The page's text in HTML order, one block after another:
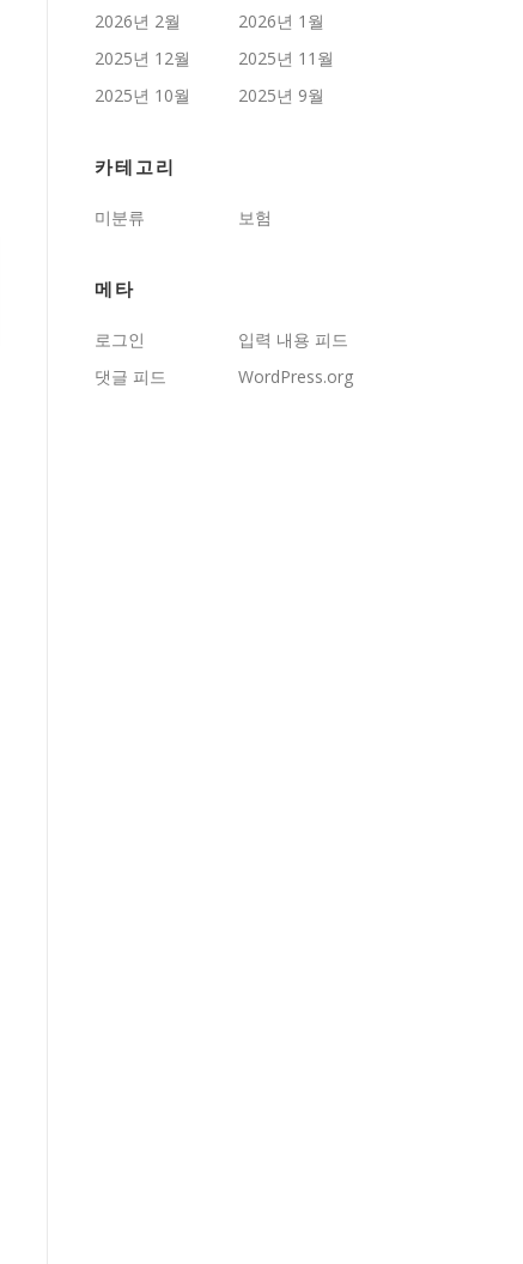
2026년 2월
2026년 1월
2025년 12월
2025년 11월
2025년 10월
2025년 9월
카테고리
미분류 보험
메타
로그인
입력 내용 피드
댓글 피드
WordPress.org